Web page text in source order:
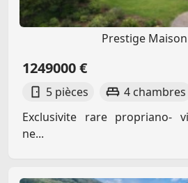
Prestige
1249000 €
5 pièces 4 chambres
Exclusivite rare propriano-
ne...